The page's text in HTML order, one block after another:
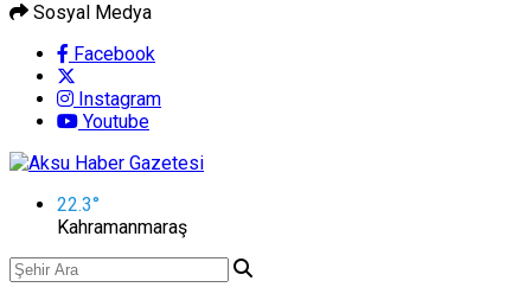
Sosyal Medya
Facebook
Instagram
Youtube
22.3°
Kahramanmaraş